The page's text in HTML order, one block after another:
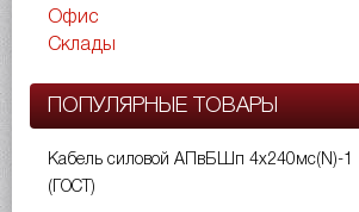
Офис
Склады
ПОПУЛЯРНЫЕ ТОВАРЫ
Кабель силовой АПвБШп 4х240мс(N)-1
(ГОСТ)